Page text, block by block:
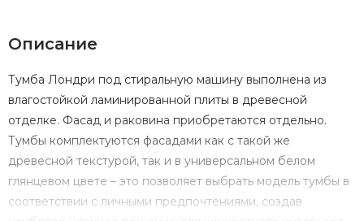
Описание
Тумба Лондри под стиральную машину выполнена из
влагостойкой ламинированной плиты в древесной
отделке. Фасад и раковина приобретаются отдельно.
Тумбы комплектуются фасадами как с такой же
древесной текстурой, так и в универсальном белом
глянцевом цвете – это позволяет выбрать модель тумбы в
соответствии с личными предпочтениями, создав